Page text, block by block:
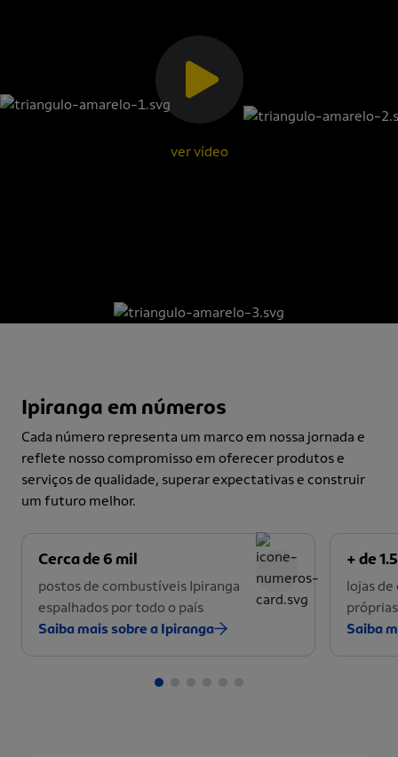
ver vídeo
Ipiranga em números
Cada número representa um marco em nossa jornada e
reflete nosso compromisso em oferecer produtos e
serviços de qualidade, superar expectativas e construir
um futuro melhor.
Cerca de 6 mil
postos de combustíveis Ipiranga
espalhados por todo o país
Saiba mais sobre a Ipiranga
+ de
lojas
Saiba